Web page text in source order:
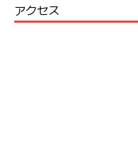
アクセス